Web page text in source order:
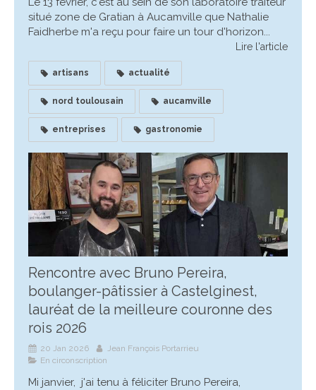
situé zone de Gratian à Aucamville que Nathalie
Faidherbe m'a reçu pour faire un tour d'horizon...
Lire l'article
artisans actualité
nord toulousain aucamville
entreprises gastronomie
Rencontre avec Bruno Pereira,
boulanger-pâtissier à Castelginest,
lauréat de la meilleure couronne des
rois 2026
20 Jan 2026
Jean François Portarrieu
En circonscription
Mi janvier, j'ai tenu à féliciter Bruno Pereira,